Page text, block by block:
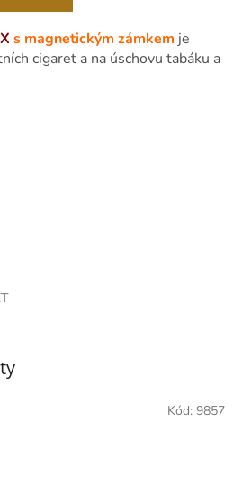
s magnetickým zámkem je
cigaret a na úschovu tabáku a
Kód: 9857